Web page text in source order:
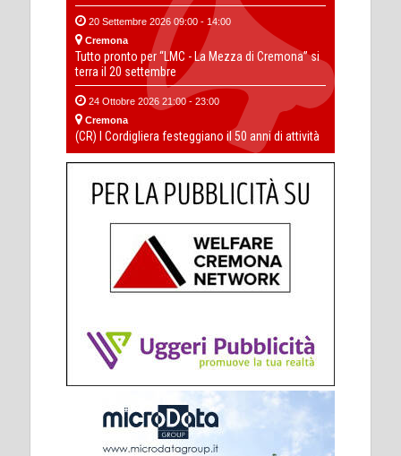
20 Settembre 2026 09:00 - 14:00
Cremona
Tutto pronto per “LMC - La Mezza di Cremona” si
terra il 20 settembre
24 Ottobre 2026 21:00 - 23:00
Cremona
(CR) I Cordigliera festeggiano il 50 anni di attività